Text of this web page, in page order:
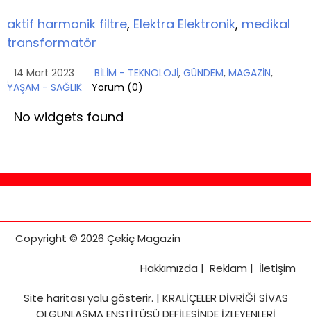
aktif harmonik filtre, Elektra Elektronik, medikal
transformatör
14 Mart 2023 BİLİM - TEKNOLOJİ, GÜNDEM, MAGAZİN,
YAŞAM - SAĞLIK
Yorum (0)
No widgets found
Copyright © 2026 Çekiç Magazin
Hakkımızda | Reklam | İletişim
Site haritasıyolu gösterir. | KRALİÇELER DİVRİĞİ SİVAS
OLGUNLAŞMA ENSTİTÜSÜ DEFİLESİNDE İZLEYENLERİ